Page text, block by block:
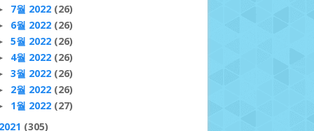
7월 2022 (26)
6월 2022 (26)
5월 2022 (26)
4월 2022 (26)
3월 2022 (26)
2월 2022 (26)
1월 2022 (27)
(305)